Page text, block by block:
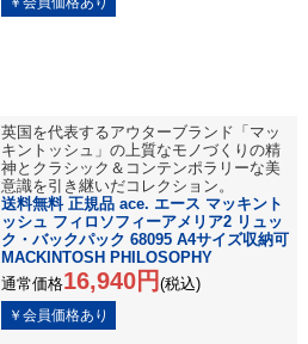
英国を代表するアウターブランド「マッ
キントッシュ」の上質なモノづくりの精
神とクラシック＆コンテンポラリーな美
意識を引き継いだコレクション。
送料無料 正規品 ace. エース マッキント
ッシュ フィロソフィーアメリア2 リュッ
ク・バックパック 68095 A4サイズ収納可
MACKINTOSH PHILOSOPHY
通常価格16,940円 (税込)